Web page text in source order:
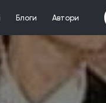
Блоги Автори